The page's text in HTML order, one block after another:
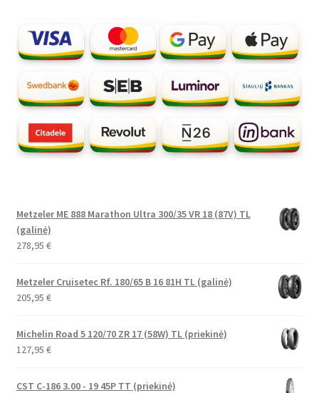
Metzeler ME 888 Marathon Ultra 300/35 VR 18 (87V) TL
(galinė)
278,95 €
Metzeler Cruisetec Rf. 180/65 B 16 81H TL (galinė)
205,95 €
Michelin Road 5 120/70 ZR 17 (58W) TL (priekinė)
127,95 €
CST C-186 3.00 - 19 45P TT (priekinė)